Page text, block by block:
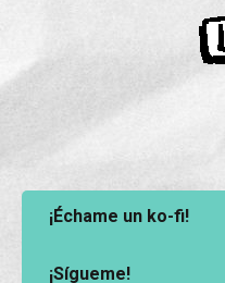
¡Échame un ko-fi!
¡Sígueme!